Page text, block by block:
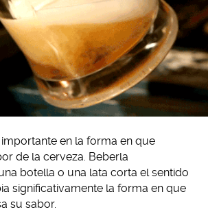
en la forma en que
de la cerveza. Beberla
botella o una lata corta el sentido
significativamente la forma en que
su sabor.